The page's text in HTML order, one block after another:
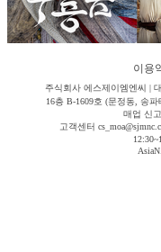
이용
주식회사 에스제이엠엔씨 |
16층 B-1609호 (문정동, 송
매업 신
고객센터